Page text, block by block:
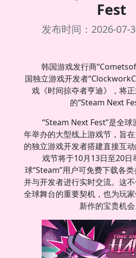
Fest
发布时间：2026-07-
韩国游戏发行商
国独立游戏开发者
戏《时间掠夺者亨迪》，将
的“Steam Next
“Steam Next Fest”是全
年举办的大型线上游戏节，旨
的独立游戏开发者搭建直接互
戏节将于10月13日至20日
球“Steam”用户可免费下载各类
并与开发者进行实时交流。这
全球舞台的重要契机，也为玩
新作的宝贵机会